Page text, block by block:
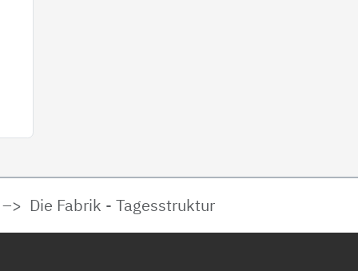
Die Fabrik - Tagesstruktur